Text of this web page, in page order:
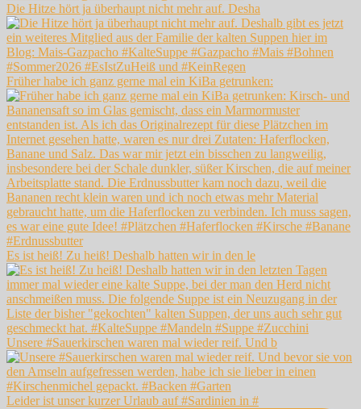
Die Hitze hört ja überhaupt nicht mehr auf. Desha
Früher habe ich ganz gerne mal ein KiBa getrunken:
Es ist heiß! Zu heiß! Deshalb hatten wir in den le
Unsere #Sauerkirschen waren mal wieder reif. Und b
Leider ist unser kurzer Urlaub auf #Sardinien in #